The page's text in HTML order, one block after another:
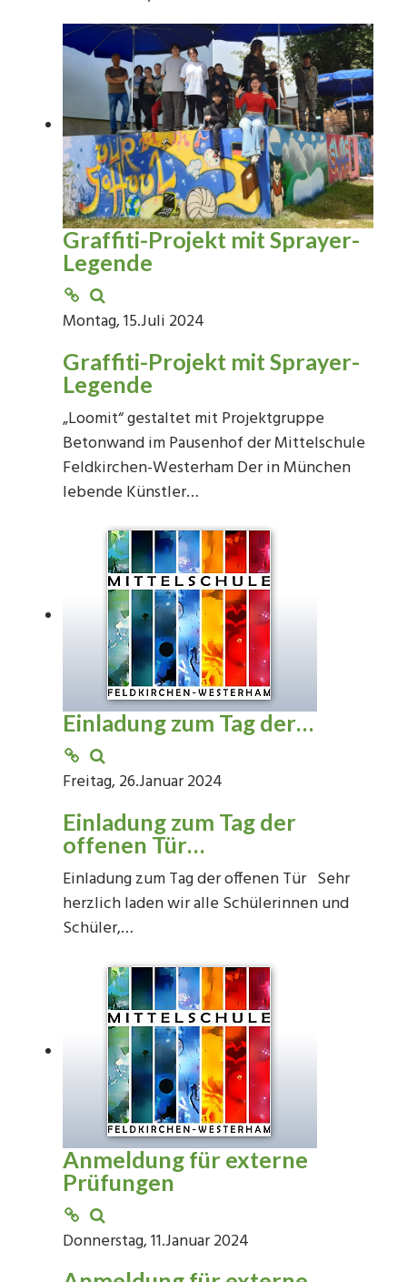
Graffiti-Projekt mit Sprayer-
Legende
Montag, 15.Juli 2024
Graffiti-Projekt mit Sprayer-
Legende
„Loomit“ gestaltet mit Projektgruppe
Betonwand im Pausenhof der Mittelschule
Feldkirchen-Westerham Der in München
lebende Künstler…
Einladung zum Tag der…
Freitag, 26.Januar 2024
Einladung zum Tag der
offenen Tür…
Einladung zum Tag der offenen Tür Sehr
herzlich laden wir alle Schülerinnen und
Schüler,…
Anmeldung für externe
Prüfungen
Donnerstag, 11.Januar 2024